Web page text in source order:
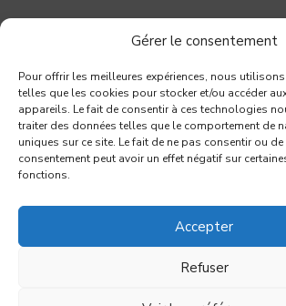
Gérer le consentement
Pour offrir les meilleures expériences, nous
telles que les cookies pour stocker et/ou accéder
appareils. Le fait de consentir à ces technologies
traiter des données telles que le comportement de
uniques sur ce site. Le fait de ne pas consentir ou de
consentement peut avoir un effet négatif sur
fonctions.
Accepter
Refuser
Assistance HYUNDAI